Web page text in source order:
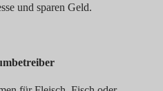
und sparen Geld.